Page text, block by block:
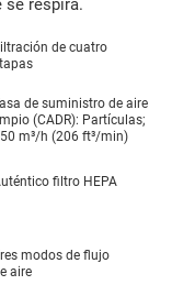
se respira.
de cuatro
de suministro de aire
(CADR): Partículas;
m³/h (206 ft³/min)
filtro HEPA
modos de flujo
aire